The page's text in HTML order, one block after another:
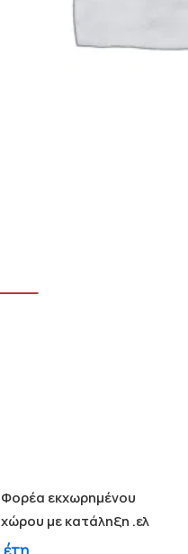
περισσότεραεκχωρημένου
με κατάληξη .ελ